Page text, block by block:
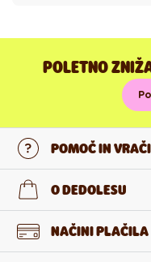
POLETNO
POMOČ IN
Stopi v stik z nami
Vračilo in reklamacija
O DEDOLESU
O nas NAČINI PLAČILA